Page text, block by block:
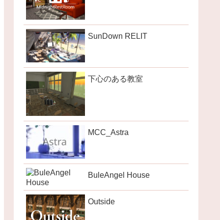
SunDown RELIT
下心のある教室
MCC_Astra
BuleAngel House
Outside